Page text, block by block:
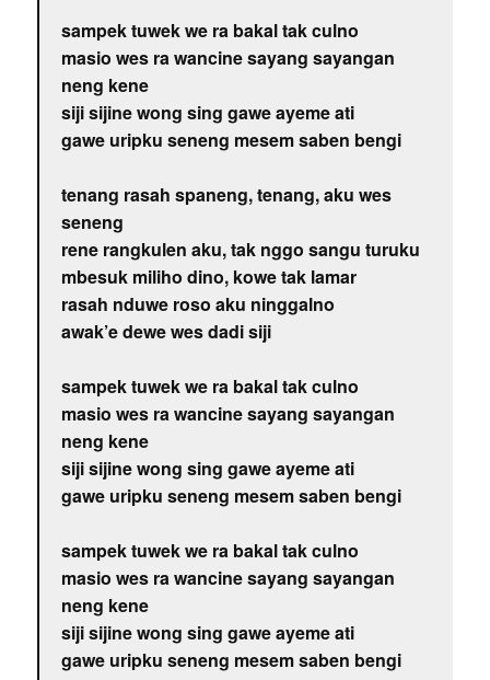
sampek tuwek we ra bakal tak culno
masio wes ra wancine sayang sayangan
neng kene
siji sijine wong sing gawe ayeme ati
gawe uripku seneng mesem saben bengi
tenang rasah spaneng, tenang, aku wes
seneng
rene rangkulen aku, tak nggo sangu turuku
mbesuk miliho dino, kowe tak lamar
rasah nduwe roso aku ninggalno
awak’e dewe wes dadi siji
sampek tuwek we ra bakal tak culno
masio wes ra wancine sayang sayangan
neng kene
siji sijine wong sing gawe ayeme ati
gawe uripku seneng mesem saben bengi
sampek tuwek we ra bakal tak culno
masio wes ra wancine sayang sayangan
neng kene
siji sijine wong sing gawe ayeme ati
gawe uripku seneng mesem saben bengi